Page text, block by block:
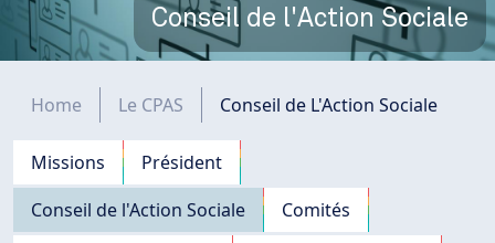
Conseil de l'Action Sociale
Fil d'Ariane
Home Le CPAS Conseil de L'Action Sociale
Navigation principale
Missions
Président
Conseil de l'Action Sociale
Comités